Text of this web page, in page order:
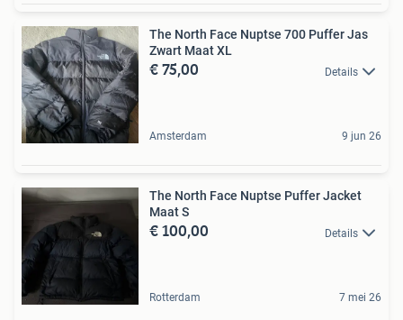
The North Face Nuptse 700 Puffer Jas
Zwart Maat XL
€ 75,00 Details
Amsterdam 9 jun 26
The North Face Nuptse Puffer Jacket
Maat S
€ 100,00 Details
Rotterdam 7 mei 26